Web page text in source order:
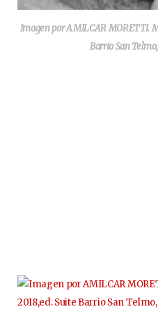
Imagen por AMILCAR MORETTI.
Barrio San